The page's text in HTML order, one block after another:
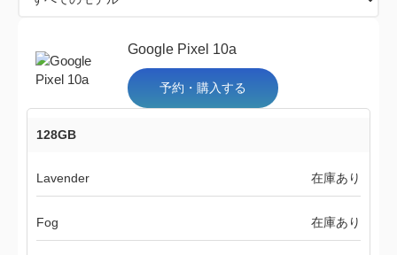
Google Pixel 10a
予約・購入する
128GB
Lavender 在庫あり
Fog 在庫あり